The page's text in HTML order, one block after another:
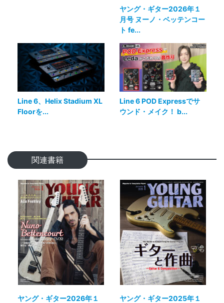
ヤング・ギター2026年１
月号 ヌーノ・ベッテンコー
ト fe...
Line 6、Helix Stadium XL
Floorを...
Line 6 POD Expressでサ
ウンド・メイク！ b...
関連書籍
ヤング・ギター2026年１
ヤング・ギター2025年１